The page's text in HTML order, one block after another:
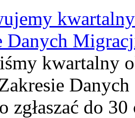
Danych
kwartalny
zgłaszać do